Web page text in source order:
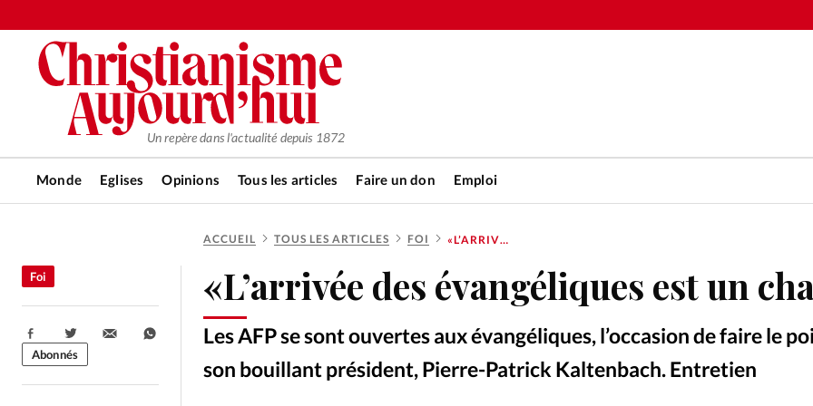
Un repère dans l'actualité depuis 1872
Monde Eglises Opinions Tous les articles Faire un don Emploi
RUBRIQUES
Tous les articles
Actualité chrétienne
Actualité internationale
Chronique
Les
Faire
ACCUEIL TOUS LES ARTICLES FOI «L’ARRIVÉE DES ÉVANGÉLIQUES EST UN CHANCE»
«L’arrivée des évangéliques est un
Les AFP se sont ouvertes aux évangéliques, l’occasion de faire le
son bouillant président, Pierre-Patrick Kaltenbach. Entretien
Foi
Partager:
Abonnés